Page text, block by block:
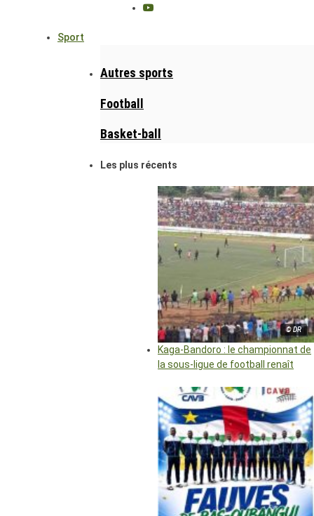
Sport
Autres sports
Football
Basket-ball
Les plus récents
© DR
Kaga-Bandoro : le championnat de
la sous-ligue de football renaît